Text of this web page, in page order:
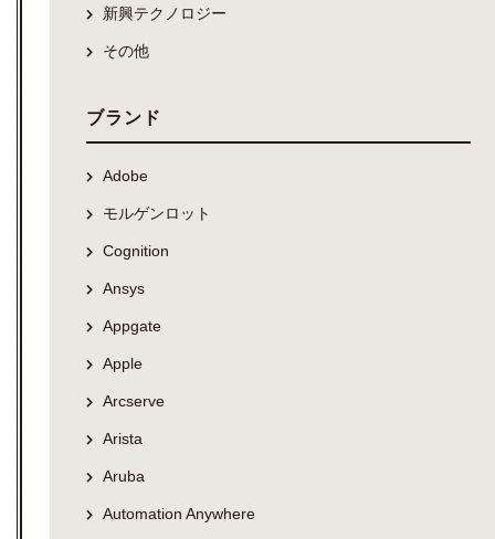
新興テクノロジー
その他
ブランド
Adobe
モルゲンロット
Cognition
Ansys
Appgate
Apple
Arcserve
Arista
Aruba
Automation Anywhere